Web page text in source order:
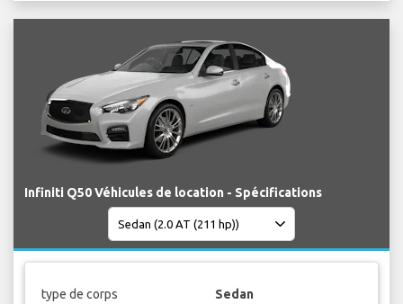
Infiniti Q50 Véhicules de location - Spécifications
type de corps Sedan